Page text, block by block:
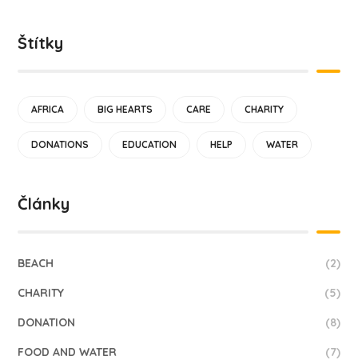
Štítky
AFRICA BIG HEARTS CARE CHARITY
DONATIONS EDUCATION HELP WATER
Články
BEACH (2)
CHARITY (5)
DONATION (8)
FOOD AND WATER (7)